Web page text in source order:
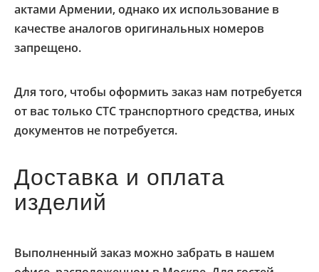
актами Армении, однако их использование в
качестве аналогов оригинальных номеров
запрещено.
Для того, чтобы оформить заказ нам потребуется
от вас только СТС транспортного средства, иных
документов не потребуется.
Доставка и оплата
изделий
Выполненный заказ можно забрать в нашем